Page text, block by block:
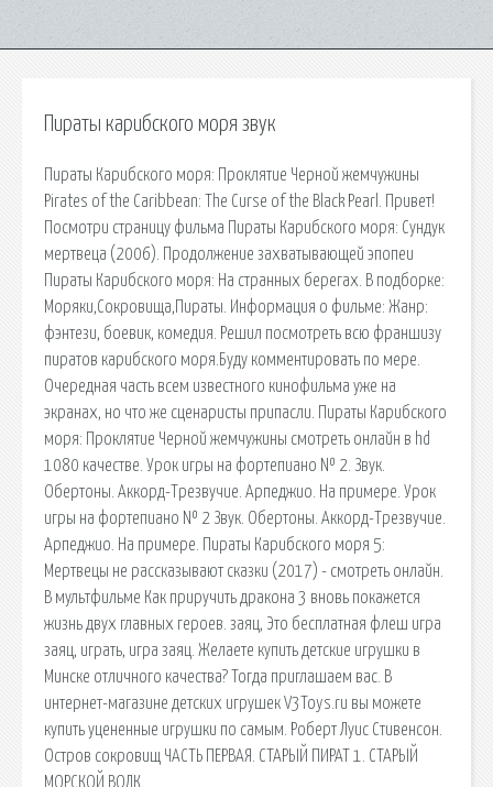
Пираты карибского моря звук
Пираты Карибского моря: Проклятие Черной жемчужины
Pirates of the Caribbean: The Curse of the Black Pearl. Привет!
Посмотри страницу фильма Пираты Карибского моря: Сундук
мертвеца (2006). Продолжение захватывающей эпопеи
Пираты Карибского моря: На странных берегах. В подборке:
Моряки,Сокровища,Пираты. Информация о фильме: Жанр:
фэнтези, боевик, комедия. Решил посмотреть всю франшизу
пиратов карибского моря.Буду комментировать по мере.
Очередная часть всем известного кинофильма уже на
экранах, но что же сценаристы припасли. Пираты Карибского
моря: Проклятие Черной жемчужины смотреть онлайн в hd
1080 качестве. Урок игры на фортепиано № 2. Звук.
Обертоны. Аккорд-Трезвучие. Арпеджио. На примере. Урок
игры на фортепиано № 2 Звук. Обертоны. Аккорд-Трезвучие.
Арпеджио. На примере. Пираты Карибского моря 5:
Мертвецы не рассказывают сказки (2017) - смотреть онлайн.
В мультфильме Как приручить дракона 3 вновь покажется
жизнь двух главных героев. заяц, Это бесплатная флеш игра
заяц, играть, игра заяц. Желаете купить детские игрушки в
Минске отличного качества? Тогда приглашаем вас. В
интернет-магазине детских игрушек V3Toys.ru вы можете
купить уцененные игрушки по самым. Роберт Луис Стивенсон.
Остров сокровищ ЧАСТЬ ПЕРВАЯ. СТАРЫЙ ПИРАТ 1. СТАРЫЙ
МОРСКОЙ ВОЛК.